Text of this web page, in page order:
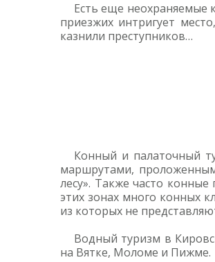
Есть еще неохраняемые
приезжих интригует
казнили преступников…
Конный и палаточный
маршрутами,
лесу». Также часто
этих зонах много конных
из которых не
Водный туризм в
на Вятке, Моломе и Пижме.